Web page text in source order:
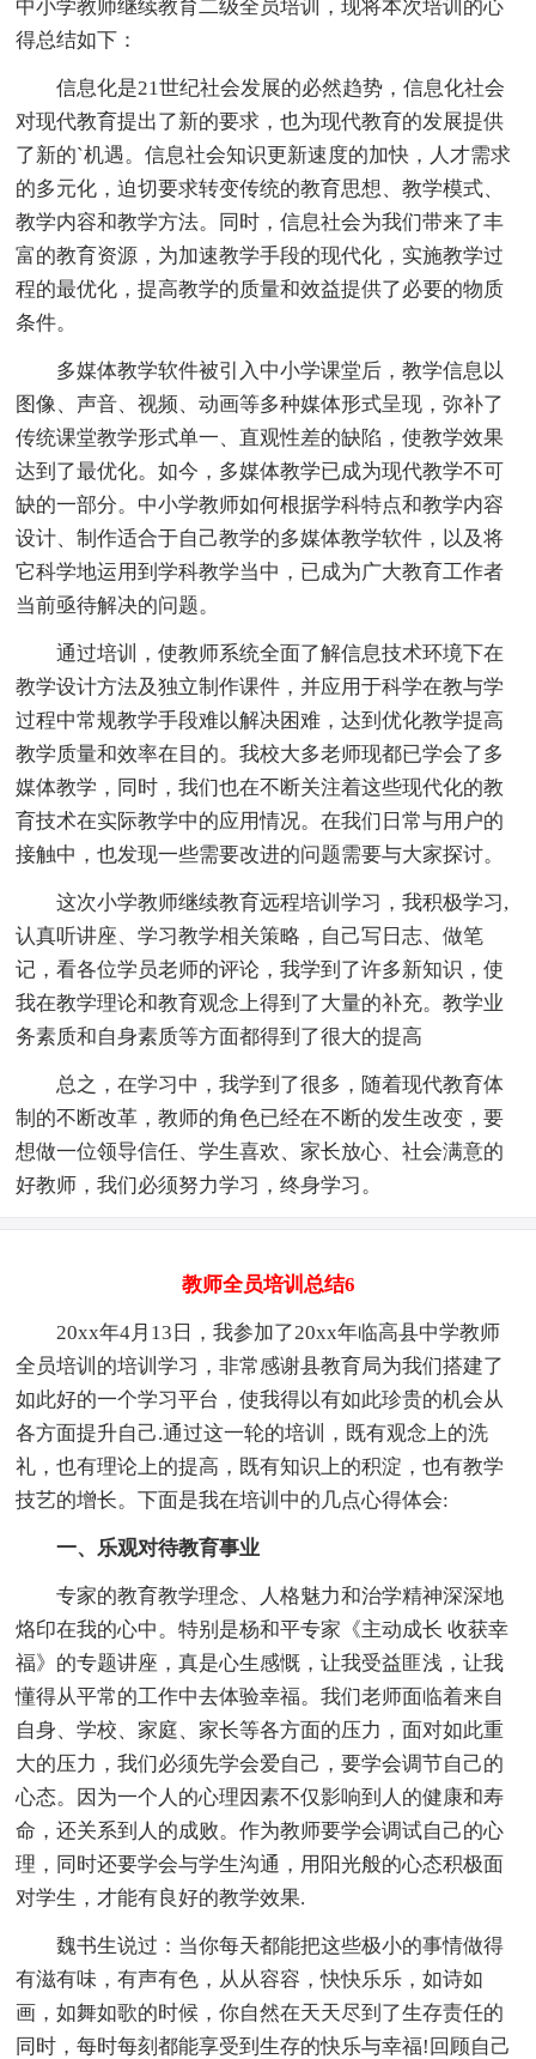
中小学教师继续教育二级全员培训，现将本次培训的心
得总结如下：
信息化是21世纪社会发展的必然趋势，信息化社会
对现代教育提出了新的要求，也为现代教育的发展提供
了新的`机遇。信息社会知识更新速度的加快，人才需求
的多元化，迫切要求转变传统的教育思想、教学模式、
教学内容和教学方法。同时，信息社会为我们带来了丰
富的教育资源，为加速教学手段的现代化，实施教学过
程的最优化，提高教学的质量和效益提供了必要的物质
条件。
多媒体教学软件被引入中小学课堂后，教学信息以
图像、声音、视频、动画等多种媒体形式呈现，弥补了
传统课堂教学形式单一、直观性差的缺陷，使教学效果
达到了最优化。如今，多媒体教学已成为现代教学不可
缺的一部分。中小学教师如何根据学科特点和教学内容
设计、制作适合于自己教学的多媒体教学软件，以及将
它科学地运用到学科教学当中，已成为广大教育工作者
当前亟待解决的问题。
通过培训，使教师系统全面了解信息技术环境下在
教学设计方法及独立制作课件，并应用于科学在教与学
过程中常规教学手段难以解决困难，达到优化教学提高
教学质量和效率在目的。我校大多老师现都已学会了多
媒体教学，同时，我们也在不断关注着这些现代化的教
育技术在实际教学中的应用情况。在我们日常与用户的
接触中，也发现一些需要改进的问题需要与大家探讨。
这次小学教师继续教育远程培训学习，我积极学习,
认真听讲座、学习教学相关策略，自己写日志、做笔
记，看各位学员老师的评论，我学到了许多新知识，使
我在教学理论和教育观念上得到了大量的补充。教学业
务素质和自身素质等方面都得到了很大的提高
总之，在学习中，我学到了很多，随着现代教育体
制的不断改革，教师的角色已经在不断的发生改变，要
想做一位领导信任、学生喜欢、家长放心、社会满意的
好教师，我们必须努力学习，终身学习。
教师全员培训总结6
20xx年4月13日，我参加了20xx年临高县中学教师
全员培训的培训学习，非常感谢县教育局为我们搭建了
如此好的一个学习平台，使我得以有如此珍贵的机会从
各方面提升自己.通过这一轮的培训，既有观念上的洗
礼，也有理论上的提高，既有知识上的积淀，也有教学
技艺的增长。下面是我在培训中的几点心得体会:
一、乐观对待教育事业
专家的教育教学理念、人格魅力和治学精神深深地
烙印在我的心中。特别是杨和平专家《主动成长 收获幸
福》的专题讲座，真是心生感慨，让我受益匪浅，让我
懂得从平常的工作中去体验幸福。我们老师面临着来自
自身、学校、家庭、家长等各方面的压力，面对如此重
大的压力，我们必须先学会爱自己，要学会调节自己的
心态。因为一个人的心理因素不仅影响到人的健康和寿
命，还关系到人的成败。作为教师要学会调试自己的心
理，同时还要学会与学生沟通，用阳光般的心态积极面
对学生，才能有良好的教学效果.
魏书生说过：当你每天都能把这些极小的事情做得
有滋有味，有声有色，从从容容，快快乐乐，如诗如
画，如舞如歌的时候，你自然在天天尽到了生存责任的
同时，每时每刻都能享受到生存的快乐与幸福!回顾自己